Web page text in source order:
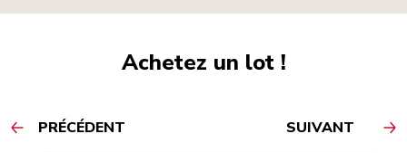
Achetez un lot !
PRÉCÉDENT SUIVANT